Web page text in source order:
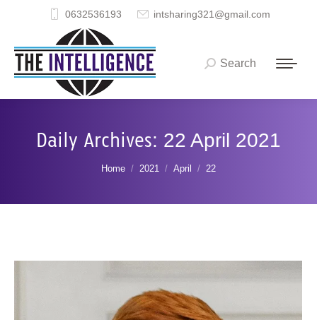
0632536193 intsharing321@gmail.com
Search:
Search
Daily Archives: 22 April 2021
You are here:
Home 2021 April 22